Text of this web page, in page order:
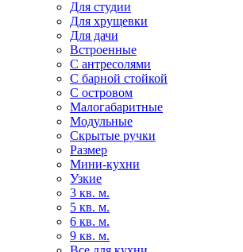
Для студии
Для хрущевки
Для дачи
Встроенные
С антресолями
С барной стойкой
С островом
Малогабаритные
Модульные
Скрытые ручки
Размер
Мини-кухни
Узкие
3 кв. м.
5 кв. м.
6 кв. м.
9 кв. м.